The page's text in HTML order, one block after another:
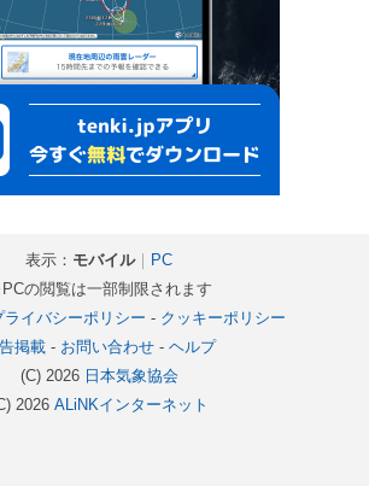
表示： モバイル｜ PC
の閲覧は一部制限されます
ライバシーポリシー - クッキーポリシー
掲載- お問い合わせ- ヘルプ
(C) 2026 日本気象協会
2026 ALiNKインターネット